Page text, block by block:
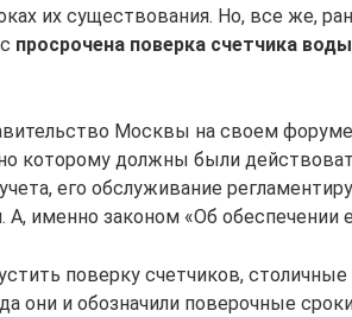
их существования. Но, все же,
просрочена поверка счетчика
Москвы на своем
которому должны были
его обслуживание
А, именно законом «Об обеспечении
поверку счетчиков,
они и обозначили поверочные